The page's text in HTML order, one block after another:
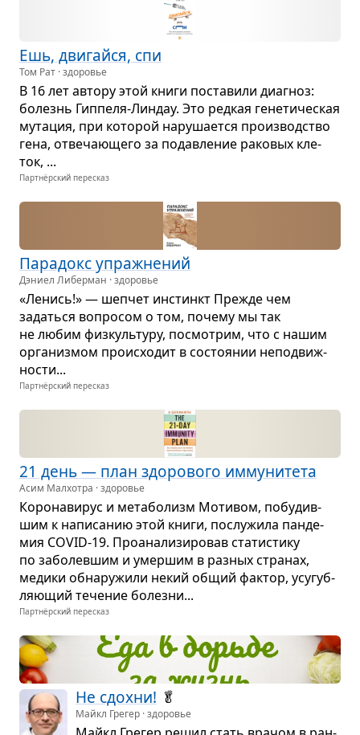
Ешь, дви­гайся, спи
Том Рат · здоровье
В 16 лет автору этой книги поста­вили диа­гноз:
болезнь Гип­пеля-Лин­дау. Это ред­кая гене­ти­че­ская
мута­ция, при кото­рой нару­ша­ется про­из­вод­ство
гена, отве­ча­ю­щего за подав­ле­ние рако­вых кле­
ток, ...
Партнёрский пересказ
Пара­докс упраж­не­ний
Дэниел Либерман · здоровье
«Ленись!» — шеп­чет инстинкт Прежде чем
задаться вопро­сом о том, почему мы так
не любим физ­куль­туру, посмот­рим, что с нашим
орга­низ­мом про­ис­хо­дит в состо­я­нии непо­движ­
но­сти...
Партнёрский пересказ
21 день — план здо­ро­вого имму­ни­тета
Асим Малхотра · здоровье
Коро­на­ви­рус и мета­бо­лизм Моти­вом, побу­див­
шим к напи­са­нию этой книги, послу­жила пан­де­
мия COVID‑19. Про­ана­ли­зи­ро­вав ста­ти­стику
по забо­лев­шим и умер­шим в раз­ных стра­нах,
медики обна­ру­жили некий общий фак­тор, усу­губ­
ля­ю­щий тече­ние болезни...
Партнёрский пересказ
Не сдохни! 🥬
Майкл Грегер · здоровье